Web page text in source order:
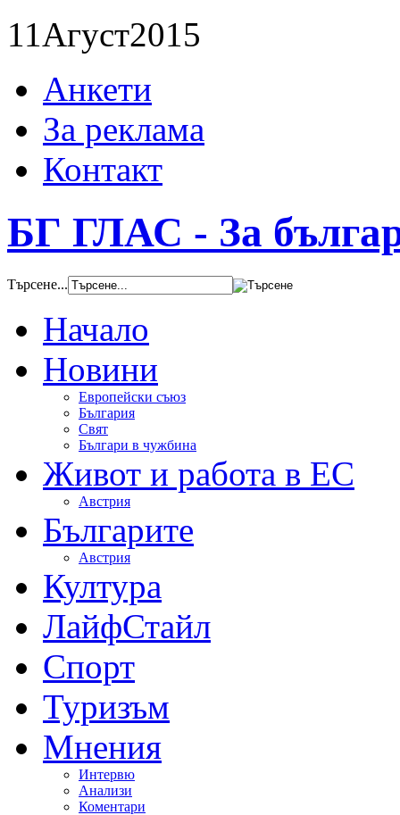
11Агуст2015
Анкети
За реклама
Контакт
БГ ГЛАС - За
Търсене...
Начало
Новини
Европейски съюз
България
Свят
Българи в чужбина
Живот и работа в ЕС
Австрия
Българите
Австрия
Култура
ЛайфСтайл
Спорт
Туризъм
Мнения
Интервю
Анализи
Коментари